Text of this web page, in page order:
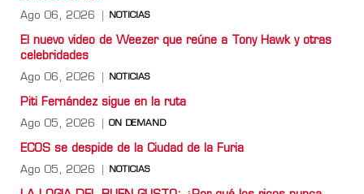
Ago 06, 2026 NOTICIAS
El nuevo video de Weezer que reúne a Tony Hawk y otras
celebridades
Ago 06, 2026 NOTICIAS
Piti Fernández sigue en la ruta
Ago 05, 2026 ON DEMAND
ECOS se despide de la Ciudad de la Furia
Ago 05, 2026 NOTICIAS